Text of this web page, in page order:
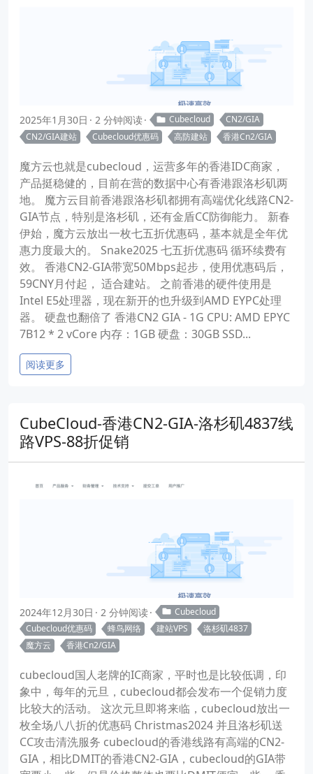
2025年1月30日 2 分钟阅读 Cubecloud
CN2/GIA
CN2/GIA建站
Cubecloud优惠码 高防建站 香港Cn2/GIA
魔方云也就是cubecloud，运营多年的香港IDC商家，
产品挺稳健的，目前在营的数据中心有香港跟洛杉矶两
地。 魔方云目前香港跟洛杉矶都拥有高端优化线路CN2-
GIA节点，特别是洛杉矶，还有金盾CC防御能力。 新春
伊始，魔方云放出一枚七五折优惠码，基本就是全年优
惠力度最大的。 Snake2025 七五折优惠码 循环续费有
效。 香港CN2-GIA带宽50Mbps起步，使用优惠码后，
59CNY月付起， 适合建站。 之前香港的硬件使用是
Intel E5处理器，现在新开的也升级到AMD EYPC处理
器。 硬盘也翻倍了 香港CN2 GIA - 1G CPU: AMD EPYC
7B12 * 2 vCore 内存：1GB 硬盘：30GB SSD...
阅读更多
CubeCloud-香港CN2-GIA-洛杉矶4837线
路VPS-88折促销
2024年12月30日 2 分钟阅读
Cubecloud
Cubecloud优惠码
蜂鸟网络 建站VPS
洛杉矶4837
魔方云
香港Cn2/GIA
cubecloud国人老牌的IC商家，平时也是比较低调，印
象中，每年的元旦，cubecloud都会发布一个促销力度
比较大的活动。 这次元旦即将来临，cubecloud放出一
枚全场八八折的优惠码 Christmas2024 并且洛杉矶送
CC攻击清洗服务 cubecloud的香港线路有高端的CN2-
GIA，相比DMIT的香港CN2-GIA，cubecloud的GIA带